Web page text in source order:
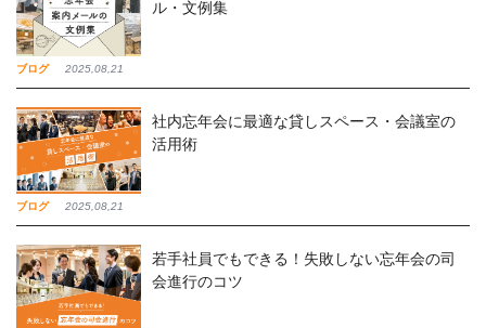
ブログ 2025,08,21
ル・文例集
ブログ 2025,08,21
社内忘年会に最適な貸しスペース・会議室の
活用術
若手社員でもできる！失敗しない忘年会の司
会進行のコツ